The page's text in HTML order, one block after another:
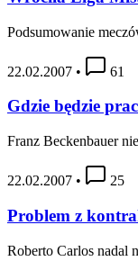
Podsumowanie
22.02.2007 • 61
Gdzie będzie
Franz Beckenbauer
22.02.2007 • 25
Problem z
Roberto Carlos nadal